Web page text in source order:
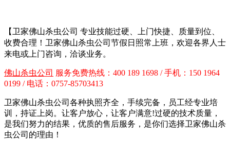
【卫家佛山杀虫公司 专业技能过硬、上门快捷、质量到位、
收费合理！卫家佛山杀虫公司节假日照常上班，欢迎各界人士
来电或上门咨询，洽谈业务。
佛山杀虫公司 服务免费热线：400 189 1698 / 手机：150 1964
0199 / 电话：0757-85703413
卫家佛山杀虫公司各种执照齐全，手续完备，员工经专业培
训，持证上岗。让客户放心，让客户满意!过硬的技术质量，
是我们努力的结果，优质的售后服务，是你们选择卫家佛山杀
虫公司的理由！